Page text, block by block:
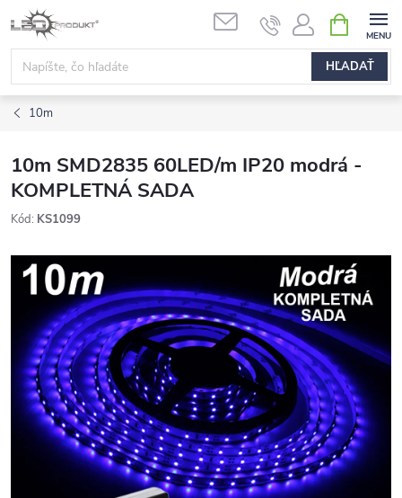
Prejsť
na
obsah
HĽADAŤ
KOŠÍK
10m
10m SMD2835 60LED/m IP20 modrá -
KOMPLETNÁ SADA
Kód: KS1099